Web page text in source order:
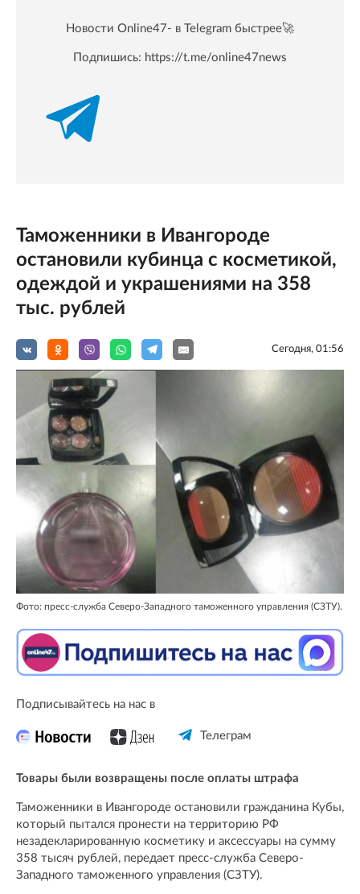
Новости Online47- в Telegram быстрее🚀
Подпишись: https://t.me/online47news
Таможенники в Ивангороде
остановили кубинца с косметикой,
одеждой и украшениями на 358
тыс. рублей
Сегодня, 01:56
Фото: пресс-служба Северо-Западного таможенного управления (СЗТУ).
Подписывайтесь на нас в
Телеграм
Товары были возвращены после оплаты штрафа
Таможенники в Ивангороде остановили гражданина Кубы,
который пытался пронести на территорию РФ
незадекларированную косметику и аксессуары на сумму
358 тысяч рублей, передает пресс-служба Северо-
Западного таможенного управления (СЗТУ).